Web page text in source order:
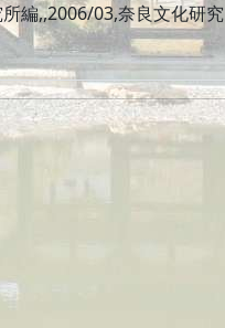
編,,2006/03,奈良文化研究